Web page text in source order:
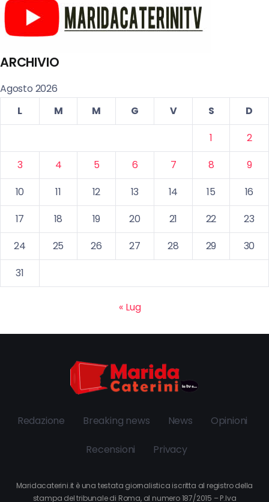
ARCHIVIO
Agosto 2026
L
M M G V S
D
1
2
3
4 5 6 7 8
9
10
11 12 13 14 15
16
17
18 19 20 21 22
23
24
25 26 27 28 29
30
31
« Lug
Redazione Breaking news News Opinioni
Recensioni Privacy
Maridacaterini.it è una testata giornalistica iscritta al registro della
stampa del tribunale di Roma, al numero 187/2015 – P.Iva